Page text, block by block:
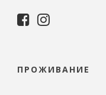
ПРОЖИВАНИЕ